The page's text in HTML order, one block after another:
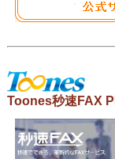
Toones秒速FAX